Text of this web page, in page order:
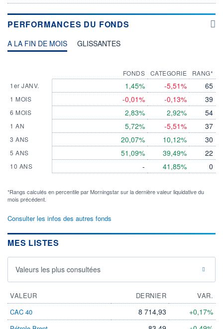
PERFORMANCES DU FONDS
A LA FIN DE MOIS GLISSANTES
1er JANV.
1 MOIS
6 MOIS
1 AN
3 ANS
5 ANS
10 ANS
FONDS
1,45%
-0,01%
2,83%
5,72%
20,07%
51,09%
-
CATEGORIE
-5,51%
-0,13%
2,92%
-5,51%
10,12%
39,49%
41,85%
RANG*
65
39
54
37
30
22
0
*Rangs calculés en percentile par Morningstar sur la dernière valeur liquidative du
mois précédent.
Consulter les infos des autres fonds
MES LISTES
Valeurs les plus consultées
VALEUR DERNIER
VAR.
CAC 40
8 714,93 +0,17%